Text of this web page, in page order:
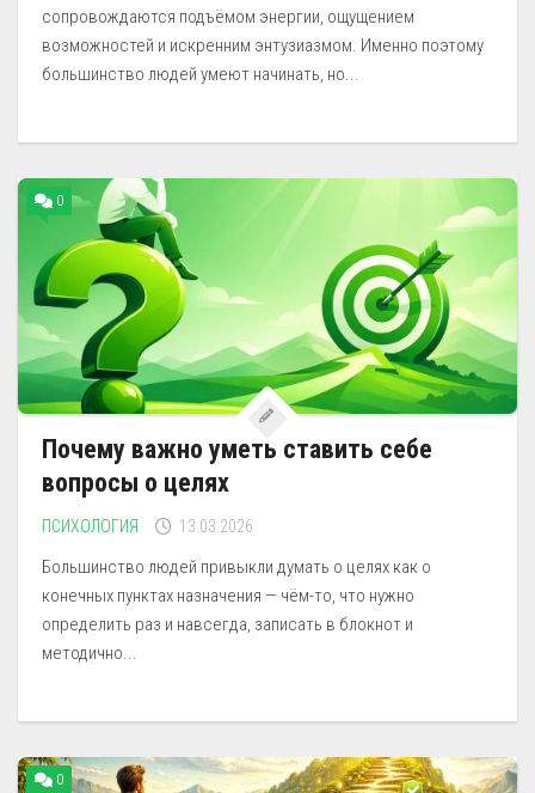
сопровождаются подъёмом энергии, ощущением
возможностей и искренним энтузиазмом. Именно поэтому
большинство людей умеют начинать, но...
0
Почему важно уметь ставить себе
вопросы о целях
ПСИХОЛОГИЯ 13.03.2026
Большинство людей привыкли думать о целях как о
конечных пунктах назначения — чём-то, что нужно
определить раз и навсегда, записать в блокнот и
методично...
0